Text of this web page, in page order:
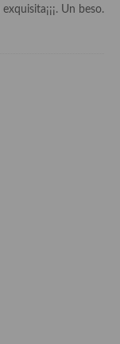
Un beso.